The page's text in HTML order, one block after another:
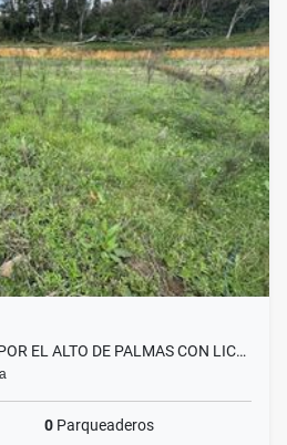
EL ALTO DE PALMAS CON LIC…
0 Parqueaderos